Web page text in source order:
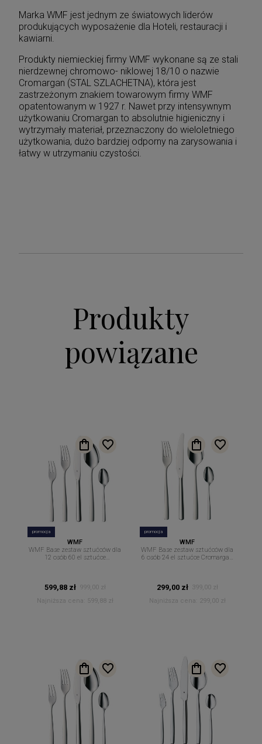
Marka WMF jest jednym ze światowych liderów
produkujących wyposażenie dla Hoteli, restauracji i
kawiarni.
Produkty niemieckiej firmy WMF wykonane są ze stali
nierdzewnej chromowo- niklowej 18/10 o nazwie
Cromargan (STAL SZLACHETNA), która jest
zastrzeżonym znakiem towarowym firmy WMF
opatentowanym w 1927 r. Nawet przy intensywnym
użytkowaniu Cromargan to absolutnie higieniczny i
wytrzymały materiał, przeznaczony do wieloletniego
użytkowania, dużo bardziej odporny na zarysowania i
łatwy w utrzymaniu czystości.
Produkty
powiązane
promocja
WMF
WMF Base zestaw sztućców dla
12 osób 60 el sztućce
599,88 zł 999,00 zł
Najniższa cena:
599,88 zł
promocja
WMF
WMF Base zestaw sztućców dla
6 osób 24 el sztućce Cromargan
299,00 zł
399,00 zł
Najniższa cena:
299,00 zł